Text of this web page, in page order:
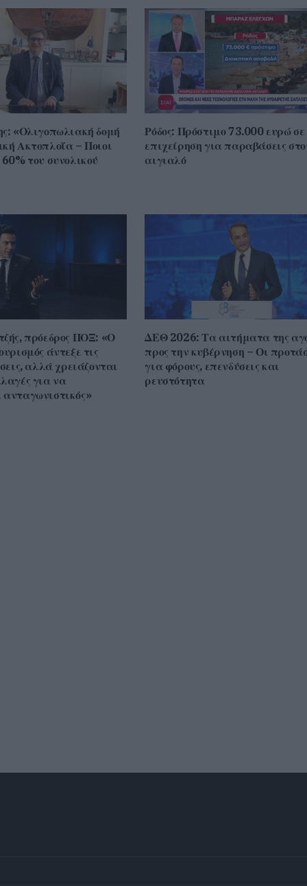
«Ολιγοπωλιακή δομή
Ακτοπλοΐα – Ποιοι
του συνολικού
Ρόδος: Πρόστιμο 73.000 ευρώ σε
επιχείρηση για παραβάσεις
αιγιαλό
πρόεδρος ΠΟΞ: «Ο
άντεξε τις
αλλά χρειάζονται
για να
ΔΕΘ 2026: Τα αιτήματα της
προς την κυβέρνηση – Οι
για φόρους, επενδύσεις και
ρευστότητα